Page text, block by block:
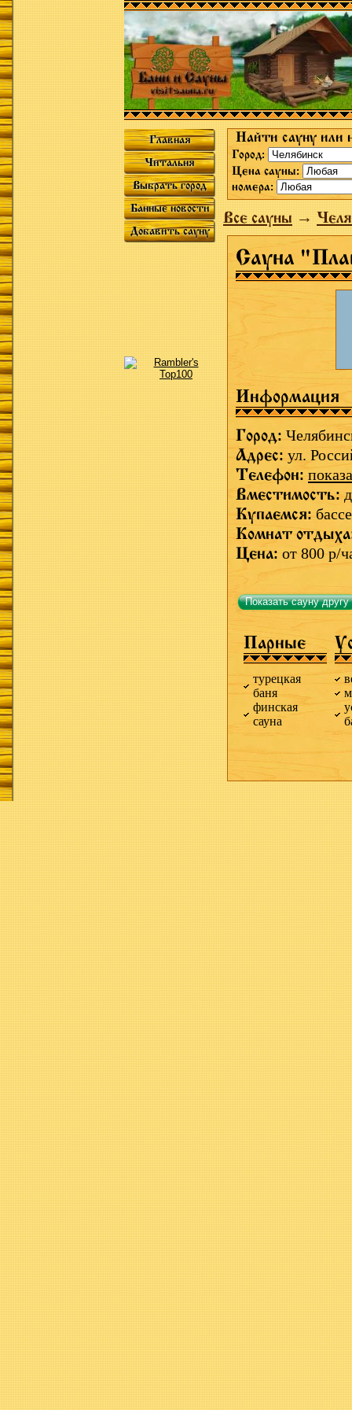
Главная
Читальня
Выбрать город
Банные новости
Добавить сауну
Найти сауну или
Город:
Цена сауны:
номера:
Все сауны→
Сауна
Информация
Город:
Адрес: ул.
Телефон:
Вместимость:
Купаемся:
Комнат
Цена: от 800 р/
Показать сауну другу
Парные
турецкая
баня
финская
сауна